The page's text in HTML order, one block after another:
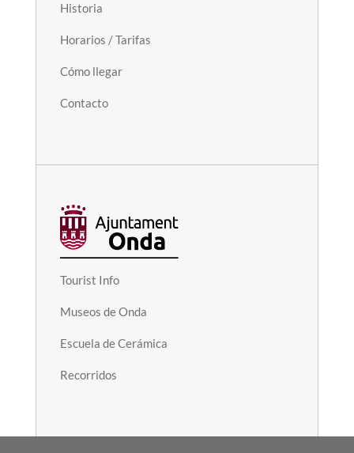
Historia
Horarios / Tarifas
Cómo llegar
Contacto
Tourist Info
Museos de Onda
Escuela de Cerámica
Recorridos